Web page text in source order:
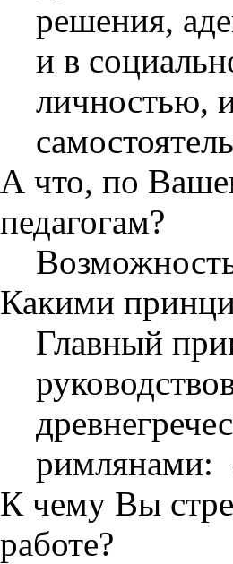
решения,
и в
личностью,
А что, по
педагогам?
Какими
Главный
римлянами:
К чему Вы
работе?